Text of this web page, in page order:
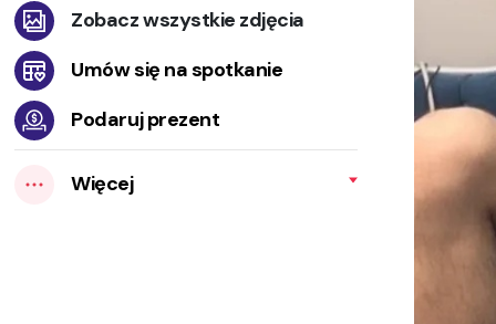
Zobacz wszystkie zdjęcia
Umów się na spotkanie
Podaruj prezent
Więcej